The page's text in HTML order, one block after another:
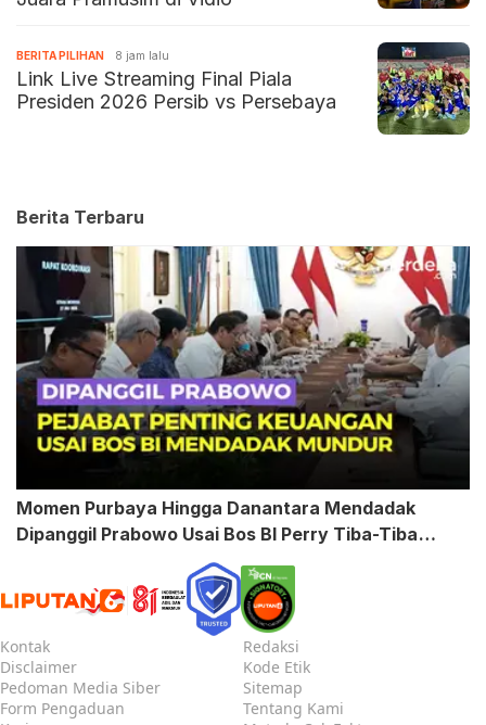
BERITA PILIHAN 8 jam lalu
Link Live Streaming Final Piala
Presiden 2026 Persib vs Persebaya
Berita Terbaru
Momen Purbaya Hingga Danantara Mendadak
Dipanggil Prabowo Usai Bos BI Perry Tiba-Tiba
Kontak
Redaksi
Disclaimer
Kode Etik
Pedoman Media Siber
Sitemap
Form Pengaduan
Tentang Kami